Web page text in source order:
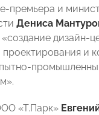
премьера и
Дениса
дизайн-
проектирования и
«Т.Парк»